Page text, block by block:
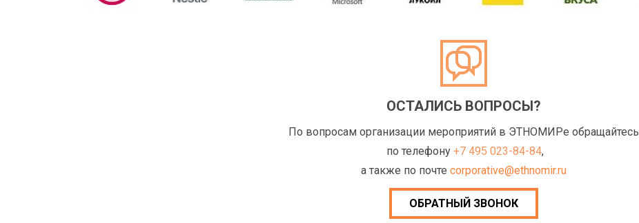
ОСТАЛИСЬ ВОПРОСЫ?
По вопросам организации мероприятий в ЭТНОМИРе обращайтесь
по телефону +7 495 023-84-84,
а также по почте corporative@ethnomir.ru
ОБРАТНЫЙ ЗВОНОК